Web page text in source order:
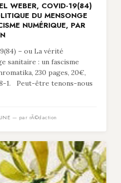
WEBER, COVID-19(84)
DU MENSONGE
NUMÉRIQUE, PAR
– ou La vérité
sanitaire : un fascisme
230 pages, 20€,
1. Peut-être tenons-nous
UNE — par rÃ©daction